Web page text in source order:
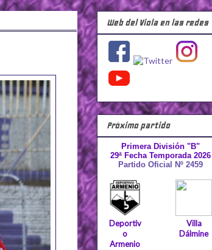
Web del Viola en las redes
Próximo partido
Primera División "B"
29ª Fecha Temporada 2026
Partido Oficial Nº 2459
Deportiv
o
Armenio
Villa
Dálmine